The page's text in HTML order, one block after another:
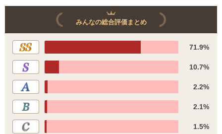
みんなの総合評価まとめ
71.9%
10.7%
2.2%
2.1%
1.5%